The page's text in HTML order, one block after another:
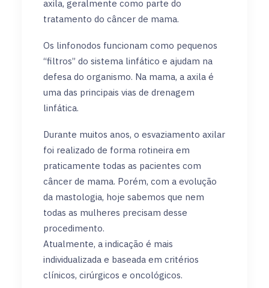
axila, geralmente como parte do
tratamento do câncer de mama.
Os linfonodos funcionam como pequenos
“filtros” do sistema linfático e ajudam na
defesa do organismo. Na mama, a axila é
uma das principais vias de drenagem
linfática.
Durante muitos anos, o esvaziamento axilar
foi realizado de forma rotineira em
praticamente todas as pacientes com
câncer de mama. Porém, com a evolução
da mastologia, hoje sabemos que nem
todas as mulheres precisam desse
procedimento.
Atualmente, a indicação é mais
individualizada e baseada em critérios
clínicos, cirúrgicos e oncológicos.